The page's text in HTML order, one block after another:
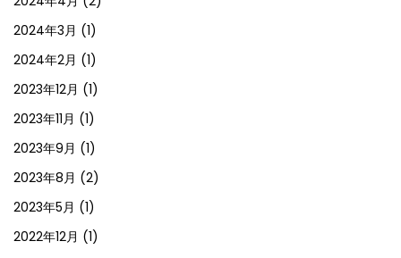
2024年3月 (1)
2024年2月 (1)
2023年12月 (1)
2023年11月 (1)
2023年9月 (1)
2023年8月 (2)
2023年5月 (1)
2022年12月 (1)